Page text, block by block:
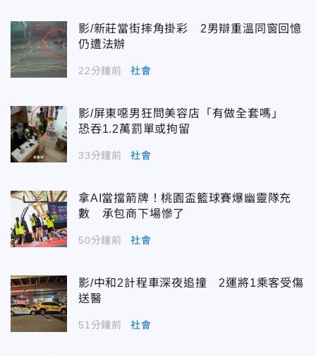
影/新莊當街摔角掛彩 2男辯重溫同窗回憶
仍遭法辦
22分鐘前 社會
影/屏東噁男狂問美容店「有做全套嗎」
恐吞1.2萬罰單或拘留
33分鐘前 社會
拿AI當擋箭牌！桃園盃籃球賽爆幽靈隊充
數 承包商下場慘了
50分鐘前 社會
影/中和2計程車深夜追撞 2運將1乘客受傷
送醫
51分鐘前 社會